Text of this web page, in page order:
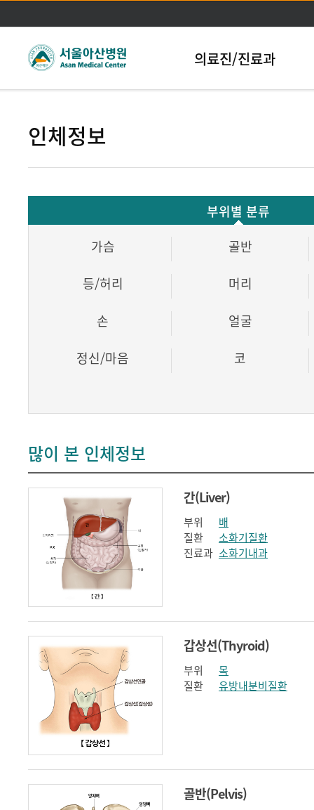
본문바로가기
의료진/진료과
인체정보
부위별 분류
가슴
골반
등/허리
머리
손
얼굴
정신/마음
코
많이 본 인체정보
간(Liver)
부위
배
질환
소화기질환
진료과 소화기내과
갑상선(Thyroid)
부위
목
질환
유방내분비질환
골반(Pelvis)